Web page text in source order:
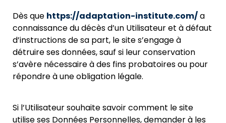
Dès que https://adaptation-institute.com/a
connaissance du décès d’un Utilisateur et à défaut
d’instructions de sa part, le site s’engage à
détruire ses données, sauf si leur conservation
s’avère nécessaire à des fins probatoires ou pour
répondre à une obligation légale.
Si l’Utilisateur souhaite savoir comment le site
utilise ses Données Personnelles, demander à les